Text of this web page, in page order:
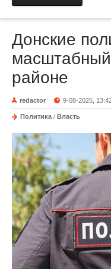
Донские
районе
redactor 9-08-2025,
Политика / Власть